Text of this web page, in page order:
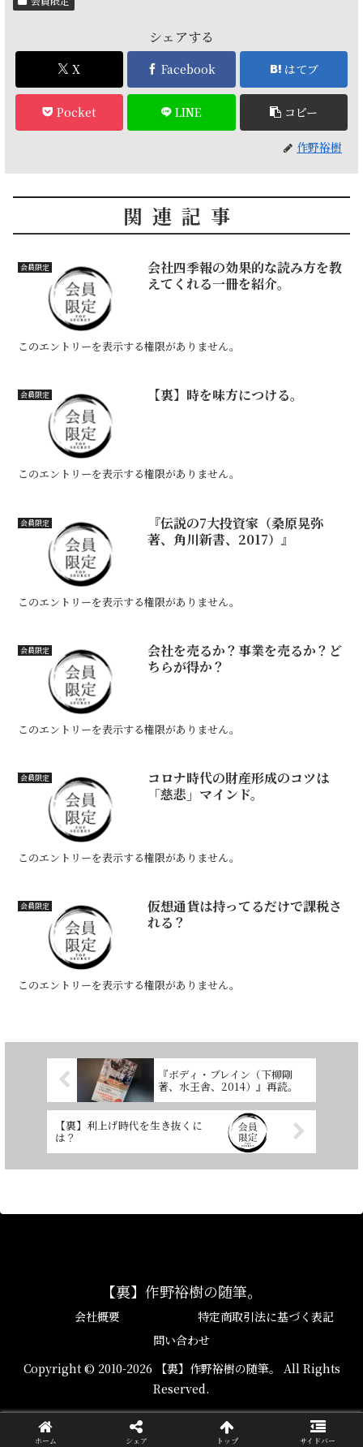
シェアする
X Facebook はてブ
Pocket LINE コピー
作野裕樹
関連記事
会員限定
会社四季報の効果的な読み方を教
えてくれる一冊を紹介。
このエントリーを表示する権限がありません。
会員限定 【裏】時を味方につける。
このエントリーを表示する権限がありません。
会員限定
『伝説の7大投資家（桑原晃弥
著、角川新書、2017）』
このエントリーを表示する権限がありません。
会員限定
会社を売るか？事業を売るか？ど
ちらが得か？
このエントリーを表示する権限がありません。
会員限定
コロナ時代の財産形成のコツは
「慈悲」マインド。
このエントリーを表示する権限がありません。
会員限定
仮想通貨は持ってるだけで課税さ
れる？
このエントリーを表示する権限がありません。
『ボディ・ブレイン（下柳剛
著、水王舎、2014）』再読。
【裏】利上げ時代を生き抜くに
は？
【裏】作野裕樹の随筆。
会社概要
特定商取引法に基づく表記
問い合わせ
Copyright © 2010-2026 【裏】作野裕樹の随筆。 All Rights
Reserved.
ホーム シェア トップ サイドバー